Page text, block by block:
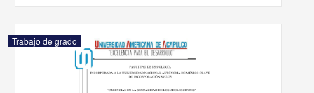
Trabajo de grado